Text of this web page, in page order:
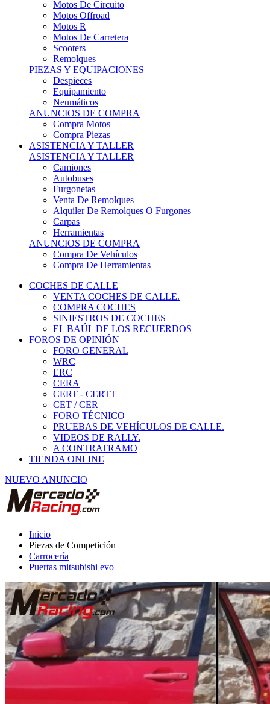
Motos R
Motos De Carretera
Scooters
Remolques
PIEZAS Y EQUIPACIONES
Despieces
Equipamiento
Neumáticos
ANUNCIOS DE COMPRA
Compra Motos
Compra Piezas
ASISTENCIA Y TALLER
ASISTENCIA Y TALLER
Camiones
Autobuses
Furgonetas
Venta De Remolques
Alquiler De Remolques O Furgones
Carpas
Herramientas
ANUNCIOS DE COMPRA
Compra De Vehículos
Compra De Herramientas
COCHES DE CALLE
VENTA COCHES DE CALLE.
COMPRA COCHES
SINIESTROS DE COCHES
EL BAÚL DE LOS RECUERDOS
FOROS DE OPINIÓN
FORO GENERAL
WRC
ERC
CERA
CERT - CERTT
CET / CER
FORO TÉCNICO
PRUEBAS DE VEHÍCULOS DE CALLE.
VIDEOS DE RALLY.
A CONTRATRAMO
TIENDA ONLINE
NUEVO ANUNCIO
Piezas de Competición
Carrocería
Puertas mitsubishi evo